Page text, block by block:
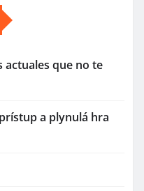
actuales que no te
a plynulá hra